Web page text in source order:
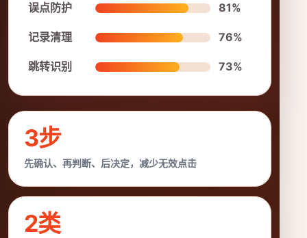
误点防护 81%
记录清理 76%
跳转识别 73%
3步
先确认、再判断、后决定，减少无效点击
2类